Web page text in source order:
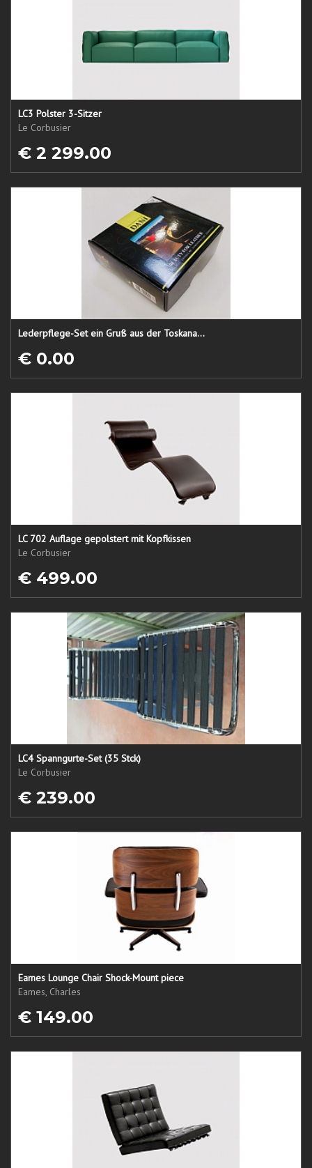
LC3 Polster 3-Sitzer
Le Corbusier
€ 2 299.00
Lederpflege-Set ein Gruß aus der Toskana...
€ 0.00
LC 702 Auflage gepolstert mit Kopfkissen
Le Corbusier
€ 499.00
LC4 Spanngurte-Set (35 Stck)
Le Corbusier
€ 239.00
Eames Lounge Chair Shock-Mount piece
Eames, Charles
€ 149.00